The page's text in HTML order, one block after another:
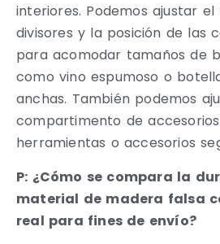
interiores. Podemos ajustar
divisores y la posición de las
para acomodar tamaños de
como vino espumoso o
anchas. También podemos
compartimento de
herramientas o accesorios
P: ¿Cómo se compara la
material de madera falsa
real para fines de envío?